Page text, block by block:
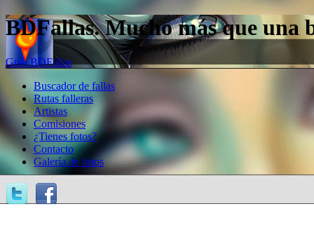
BDFallas. Mucho más que una
Guía BDFallas
Buscador de fallas
Rutas falleras
Artistas
Comisiones
¿Tienes fotos?
Contacto
Galería de fotos